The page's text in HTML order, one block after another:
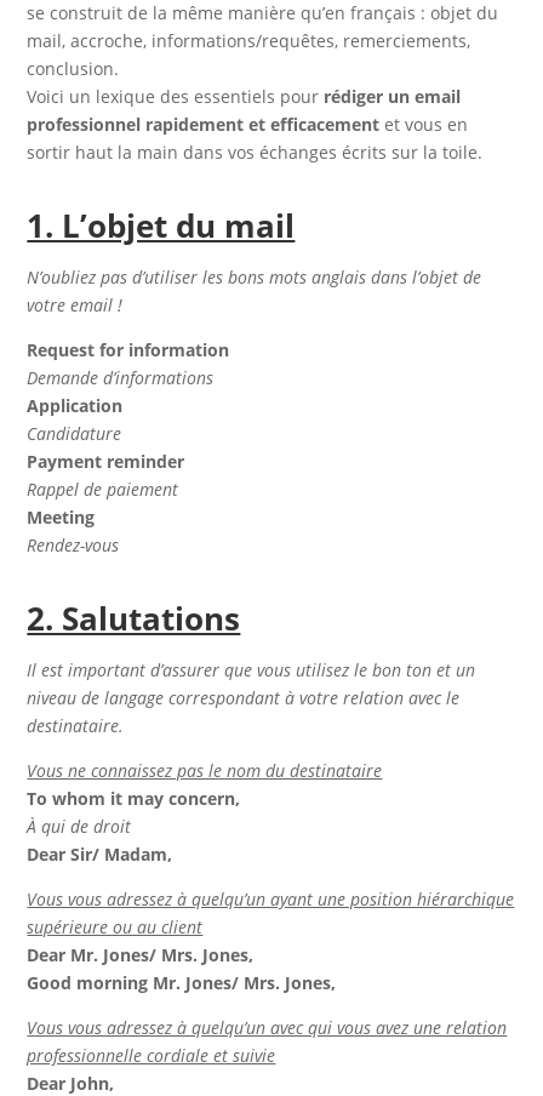
se construit de la même manière qu’en français : objet du
mail, accroche, informations/requêtes, remerciements,
conclusion.
Voici un lexique des essentiels pour rédiger un email
professionnel rapidement et efficacementet vous en
sortir haut la main dans vos échanges écrits sur la toile.
1. L’objet du mail
N’oubliez pas d’utiliser les bons mots anglais dans l’objet de
votre email !
Request for information
Demande d’informations
Application
Candidature
Payment reminder
Rappel de paiement
Meeting
Rendez-vous
2. Salutations
Il est important d’assurer que vous utilisez le bon ton et un
niveau de langage correspondant à votre relation avec le
destinataire.
Vous ne connaissez pas le nom du destinataire
To whom it may concern,
À qui de droit
Dear Sir/ Madam,
Vous vous adressez à quelqu’un ayant une position hiérarchique
supérieure ou au client
Dear Mr. Jones/ Mrs. Jones,
Good morning Mr. Jones/ Mrs. Jones,
Vous vous adressez à quelqu’un avec qui vous avez une relation
professionnelle cordiale et suivie
Dear John,